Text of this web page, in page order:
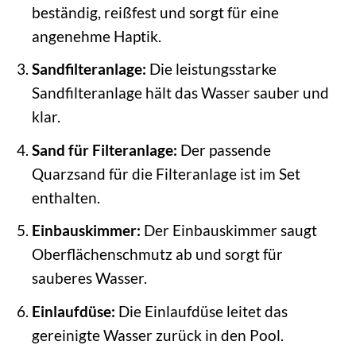
beständig, reißfest und sorgt für eine
angenehme Haptik.
Sandfilteranlage: Die leistungsstarke
Sandfilteranlage hält das Wasser sauber und
klar.
Sand für Filteranlage: Der passende
Quarzsand für die Filteranlage ist im Set
enthalten.
Einbauskimmer: Der Einbauskimmer saugt
Oberflächenschmutz ab und sorgt für
sauberes Wasser.
Einlaufdüse: Die Einlaufdüse leitet das
gereinigte Wasser zurück in den Pool.